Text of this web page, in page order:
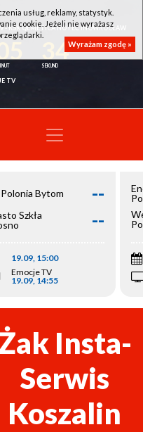
KSK QEMETICA NOTEĆ INOWROCŁAW
34
TV
Bytom --
Szkła
--
19.09, 15:00
Emocje TV
19.09, 14:55
Insta-
Serwis
Koszalin
usług, reklamy, statystyk.
cookie. Jeżeli nie wyrażasz
Wyrażam zgodę »